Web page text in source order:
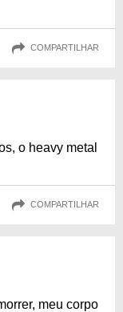
COMPARTILHAR
o heavy metal
COMPARTILHAR
meu corpo